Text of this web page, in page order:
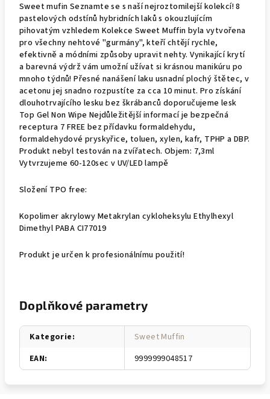
Sweet mufin Seznamte se s naší nejroztomilejší kolekcí! 8
pastelových odstínů hybridních laků s okouzlujícím
pihovatým vzhledem Kolekce Sweet Muffin byla vytvořena
pro všechny nehtové "gurmány", kteří chtějí rychle,
efektivně a módními způsoby upravit nehty. Vynikající krytí
a barevná výdrž vám umožní užívat si krásnou manikúru po
mnoho týdnů! Přesné nanášení laku usnadní plochý štětec, v
acetonu jej snadno rozpustíte za cca 10 minut. Pro získání
dlouhotrvajícího lesku bez škrábanců doporučujeme lesk
Top Gel Non Wipe Nejdůležitější informací je bezpečná
receptura 7 FREE bez přídavku formaldehydu,
formaldehydové pryskyřice, toluen, xylen, kafr, TPHP a DBP.
Produkt nebyl testován na zvířatech. Objem: 7,3ml
Vytvrzujeme 60-120sec v UV/LED lampě
Složení TPO free:
Kopolimer akrylowy Metakrylan cykloheksylu Ethylhexyl
Dimethyl PABA CI77019
Produkt je určen k profesionálnímu použití!
Doplňkové parametry
Kategorie:
Sweet Muffin
EAN: 9999999048517